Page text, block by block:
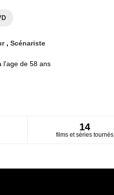
, Scénariste
l'age de 58 ans
14
films et séries tournés